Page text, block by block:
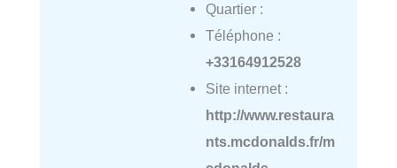
Quartier :
Téléphone :
+33164912528
Site internet :
http://www.restaura
nts.mcdonalds.fr/m